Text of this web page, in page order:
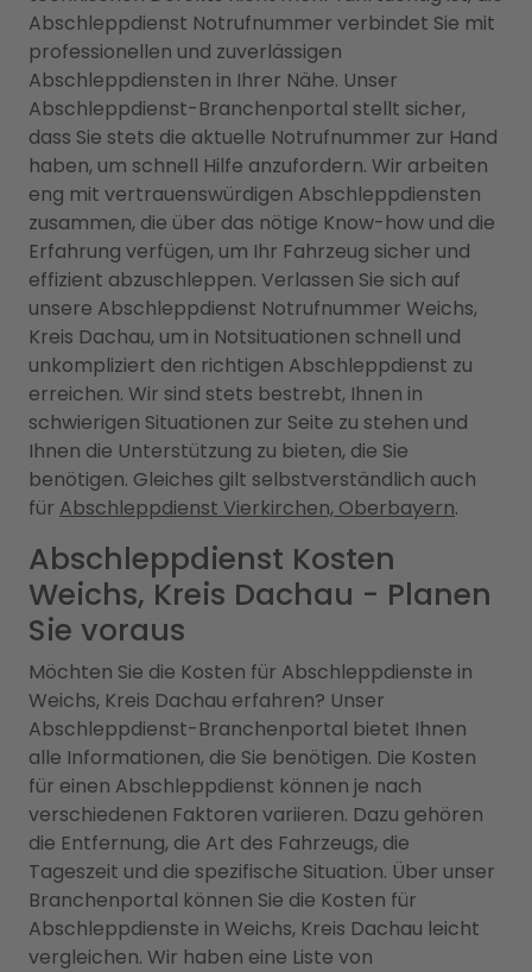
Abschleppdienst Notrufnummer verbindet Sie mit
professionellen und zuverlässigen
Abschleppdiensten in Ihrer Nähe. Unser
Abschleppdienst-Branchenportal stellt sicher,
dass Sie stets die aktuelle Notrufnummer zur Hand
haben, um schnell Hilfe anzufordern. Wir arbeiten
eng mit vertrauenswürdigen Abschleppdiensten
zusammen, die über das nötige Know-how und die
Erfahrung verfügen, um Ihr Fahrzeug sicher und
effizient abzuschleppen. Verlassen Sie sich auf
unsere Abschleppdienst Notrufnummer Weichs,
Kreis Dachau, um in Notsituationen schnell und
unkompliziert den richtigen Abschleppdienst zu
erreichen. Wir sind stets bestrebt, Ihnen in
schwierigen Situationen zur Seite zu stehen und
Ihnen die Unterstützung zu bieten, die Sie
benötigen. Gleiches gilt selbstverständlich auch
für Abschleppdienst Vierkirchen, Oberbayern.
Abschleppdienst Kosten
Weichs, Kreis Dachau - Planen
Sie voraus
Möchten Sie die Kosten für Abschleppdienste in
Weichs, Kreis Dachau erfahren? Unser
Abschleppdienst-Branchenportal bietet Ihnen
alle Informationen, die Sie benötigen. Die Kosten
für einen Abschleppdienst können je nach
verschiedenen Faktoren variieren. Dazu gehören
die Entfernung, die Art des Fahrzeugs, die
Tageszeit und die spezifische Situation. Über unser
Branchenportal können Sie die Kosten für
Abschleppdienste in Weichs, Kreis Dachau leicht
vergleichen. Wir haben eine Liste von